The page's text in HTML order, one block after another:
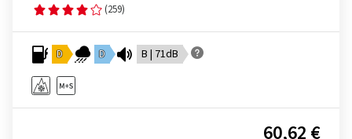
(259)
D D B | 71dB
60,62 €